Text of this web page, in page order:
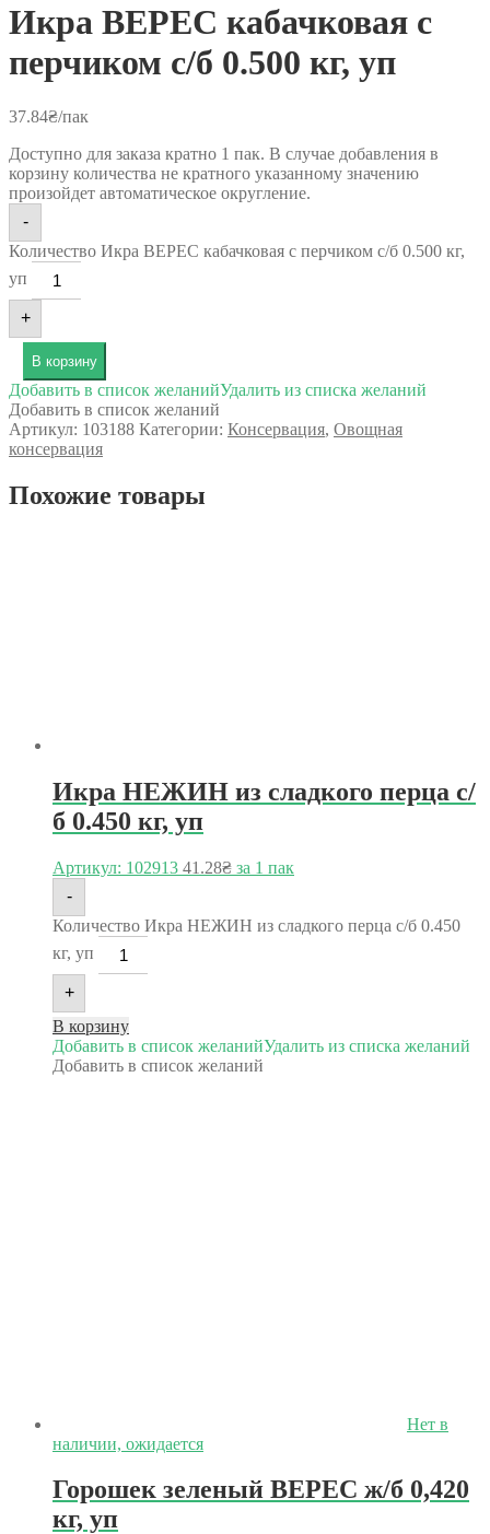
Икра ВЕРЕС кабачковая с
перчиком с/б 0.500 кг, уп
37.84₴/пак
Доступно для заказа кратно 1 пак. В случае добавления в
корзину количества не кратного указанному значению
произойдет автоматическое округление.
-
Количество Икра ВЕРЕС кабачковая с перчиком с/б 0.500 кг,
уп
+
В корзину
Добавить в список желанийУдалить из списка желаний
Добавить в список желаний
Артикул: 103188 Категории: Консервация, Овощная
консервация
Похожие товары
Икра НЕЖИН из сладкого перца с/
б 0.450 кг, уп
Артикул: 102913 41.28₴ за 1 пак
-
Количество Икра НЕЖИН из сладкого перца с/б 0.450
кг, уп
+
В корзину
Добавить в список желанийУдалить из списка желаний
Добавить в список желаний
Нет в
наличии, ожидается
Горошек зеленый ВЕРЕС ж/б 0,420
кг, уп